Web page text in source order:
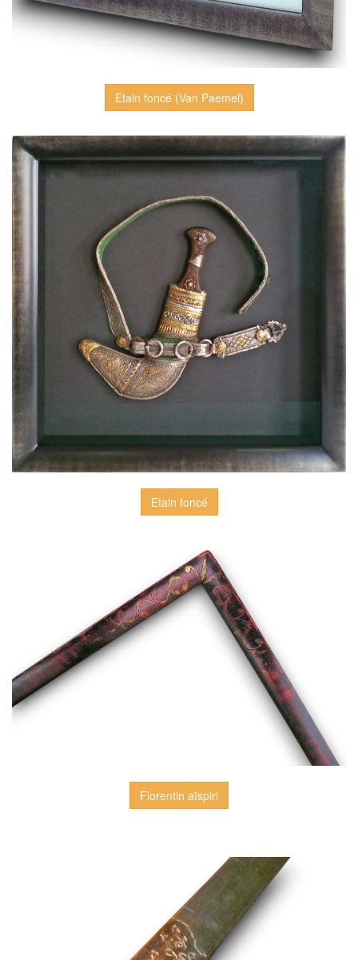
Etain foncé (Van Paemel)
Etain foncé
Florentin aïspiri